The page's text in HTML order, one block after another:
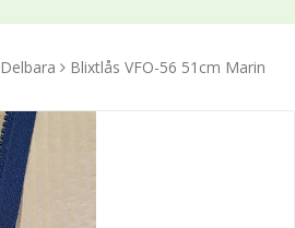
Delbara Blixtlås VFO-56 51cm Marin